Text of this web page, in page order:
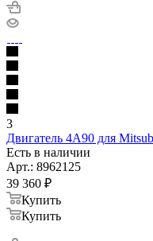
3
Двигатель 4A90 для
Есть в наличии
Арт.: 8962125
39 360 ₽
Купить
Купить